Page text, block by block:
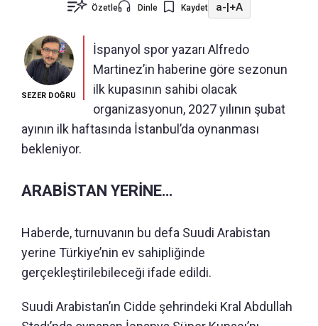
Özetle Dinle Kaydet a- +A
SEZER DOĞRU
İspanyol spor yazarı Alfredo
Martinez’in haberine göre sezonun
ilk kupasının sahibi olacak
organizasyonun, 2027 yılının şubat
ayının ilk haftasında İstanbul’da oynanması
bekleniyor.
ARABİSTAN YERİNE…
Haberde, turnuvanın bu defa Suudi Arabistan
yerine Türkiye’nin ev sahipliğinde
gerçekleştirilebileceği ifade edildi.
Suudi Arabistan’ın Cidde şehrindeki Kral Abdullah